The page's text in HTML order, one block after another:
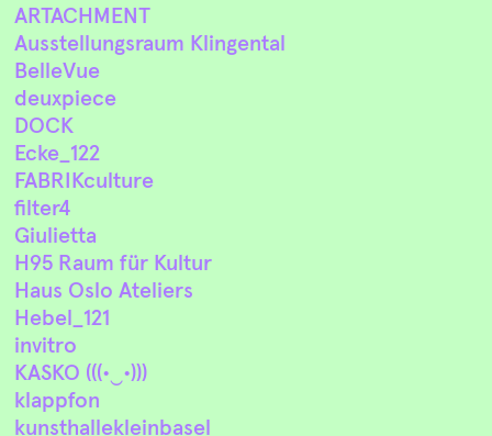
ARTACHMENT
Ausstellungsraum Klingental
BelleVue
deuxpiece
DOCK
Ecke_122
FABRIKculture
filter4
Giulietta
H95 Raum für Kultur
Haus Oslo Ateliers
Hebel_121
invitro
KASKO (((•‿•)))
klappfon
kunsthallekleinbasel